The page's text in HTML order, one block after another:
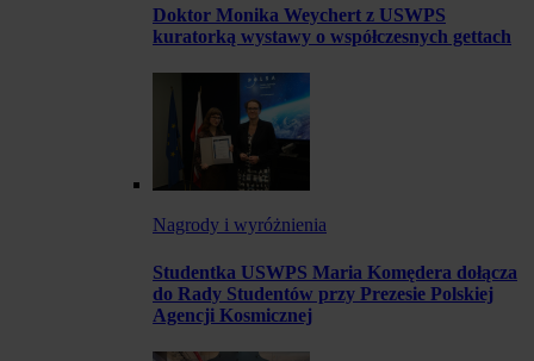
Doktor Monika Weychert z USWPS
kuratorką wystawy o współczesnych gettach
Nagrody i wyróżnienia
Studentka USWPS Maria Komędera dołącza
do Rady Studentów przy Prezesie Polskiej
Agencji Kosmicznej